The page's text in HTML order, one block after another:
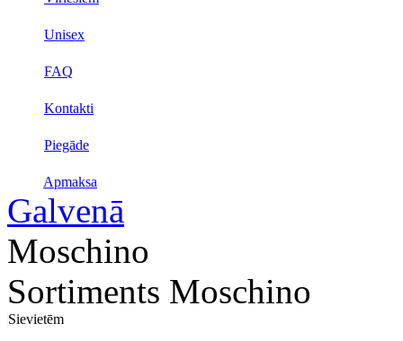
Unisex
FAQ
Kontakti
Piegāde
Apmaksa
Galvenā
Moschino
Sortiments Moschino
Sievietēm